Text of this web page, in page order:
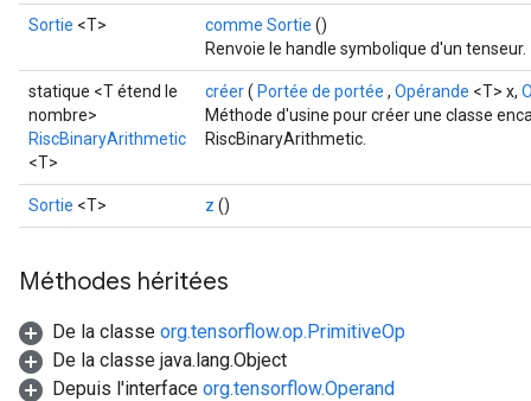
Sortie <T> comme Sortie ()
Renvoie le handle symbolique d'un tenseur.
statique <T étend le
nombre>
RiscBinaryArithmetic
<T>
créer( Portée de portée , Opérande <T> x,
Méthode d'usine pour créer une classe
RiscBinaryArithmetic.
Sortie <T> z ()
Méthodes héritées
De la classe org.tensorflow.op.PrimitiveOp
De la classe java.lang.Object
Depuis l'interface org.tensorflow.Operand